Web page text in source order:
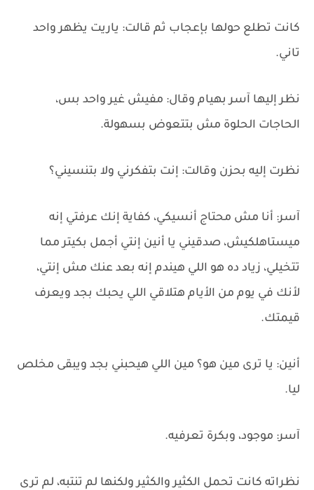
كانت تطلع حولها بإعجاب ثم قالت: ياريت يظهر واحد
تاني.
نظر إليها آسر بهيام وقال: مفيش غير واحد بس،
الحاجات الحلوة مش بتتعوض بسهولة.
نظرت إليه بحزن وقالت: إنت بتفكرني ولا بتنسيني؟
آسر: أنا مش محتاج أنسيكي، كفاية إنك عرفتي إنه
ميستاهلكيش، صدقيني يا أنين إنتي أجمل بكيتر مما
تتخيلي، زياد ده هو اللي هيندم إنه بعد عنك مش إنتي،
لأنك في يوم من الأيام هتلاقي اللي يحبك بجد ويعرف
قيمتك.
أنين: يا ترى مين هو؟ مين اللي هيحبني بجد ويبقى مخلص
ليا.
آسر: موجود، وبكرة تعرفيه.
نظراته كانت تحمل الكثير والكثير ولكنها لم تنتبه، لم ترى